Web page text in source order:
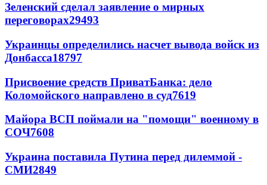
Зеленский сделал заявление о мирных
переговорах29493
Украинцы определились насчет вывода войск из
Донбасса18797
Присвоение средств ПриватБанка: дело
Коломойского направлено в суд7619
Майора ВСП поймали на "помощи" военному в
СОЧ7608
Украина поставила Путина перед дилеммой -
СМИ2849